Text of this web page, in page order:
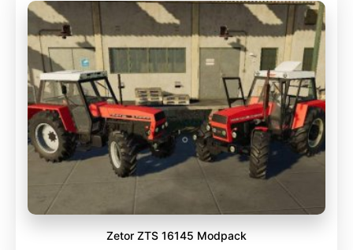
Zetor ZTS 16145 Modpack